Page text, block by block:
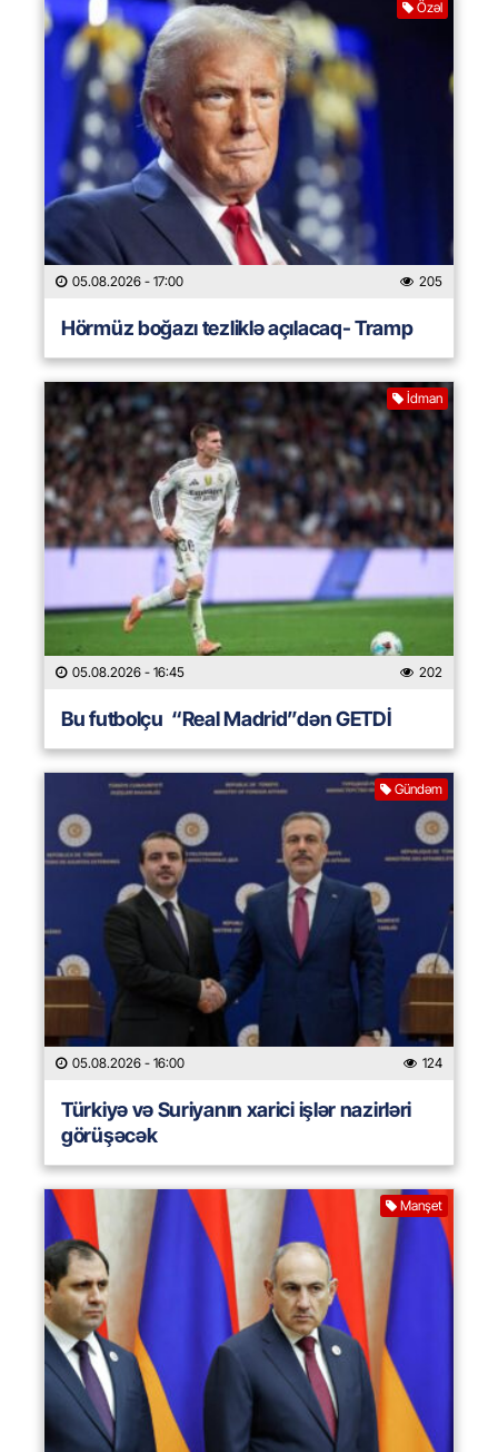
Özəl
05.08.2026 - 17:00 205
Hörmüz boğazı tezliklə açılacaq- Tramp
İdman
05.08.2026 - 16:45 202
Bu futbolçu “Real Madrid”dən GETDİ
Gündəm
05.08.2026 - 16:00 124
Türkiyə və Suriyanın xarici işlər nazirləri
görüşəcək
Manşet